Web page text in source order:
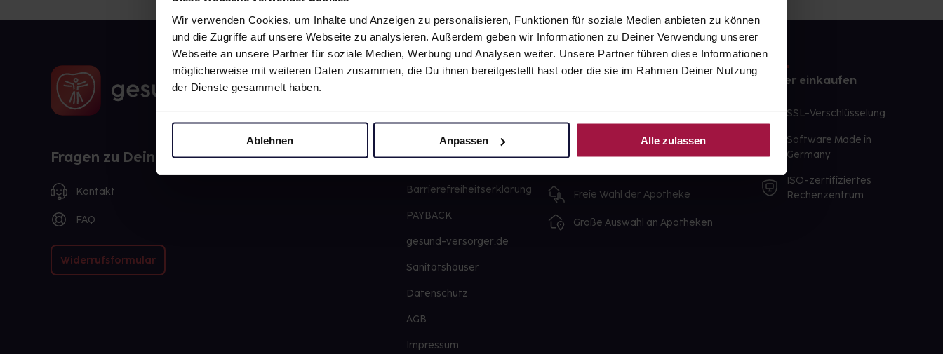
Wir verwenden Cookies, um Inhalte und Anzeigen zu personalisieren, Funktionen für soziale Medien anbieten zu können
und die Zugriffe auf unsere Webseite zu analysieren. Außerdem geben wir Informationen zu Deiner Verwendung unserer
Webseite an unsere Partner für soziale Medien, Werbung und Analysen weiter. Unsere Partner führen diese Informationen
möglicherweise mit weiteren Daten zusammen, die Du ihnen bereitgestellt hast oder die sie im Rahmen Deiner Nutzung
der Dienste gesammelt haben.
Ablehnen Anpassen Alle zulassen
Fragen zu Deiner Bestellung?
Kontakt
FAQ
Widerrufsformular
Karriere
Barrierefreiheitserklärung
PAYBACK
gesund-versorger.de
Sanitätshäuser
Datenschutz
AGB
Impressum
sofort abholbereit
Freie Wahl der Apotheke
Große Auswahl an Apotheken
Sicher einkaufen
SSL-Verschlüsselung
Software Made in
Germany
ISO-zertifiziertes
Rechenzentrum